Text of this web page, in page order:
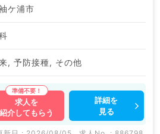
ケ浦市
, 予防接種, その他
求人を
紹介してもらう
詳細を
見る